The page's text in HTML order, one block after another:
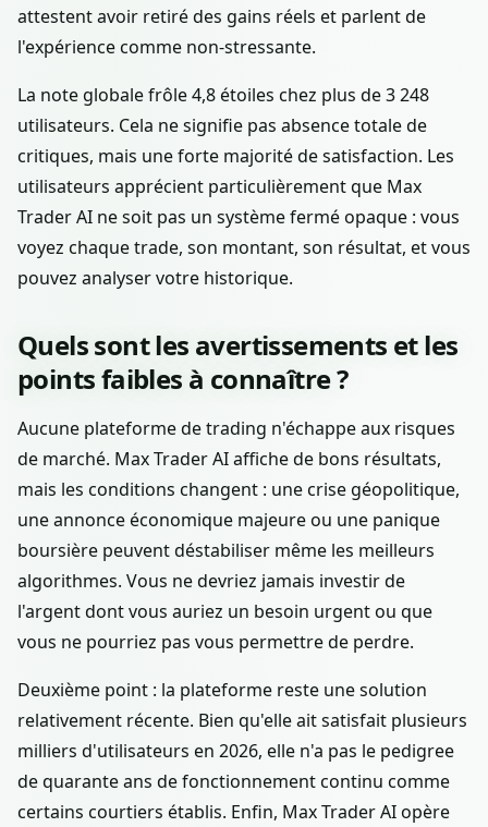
attestent avoir retiré des gains réels et parlent de
l'expérience comme non-stressante.
La note globale frôle 4,8 étoiles chez plus de 3 248
utilisateurs. Cela ne signifie pas absence totale de
critiques, mais une forte majorité de satisfaction. Les
utilisateurs apprécient particulièrement que Max
Trader AI ne soit pas un système fermé opaque : vous
voyez chaque trade, son montant, son résultat, et vous
pouvez analyser votre historique.
Quels sont les avertissements et les
points faibles à connaître ?
Aucune plateforme de trading n'échappe aux risques
de marché. Max Trader AI affiche de bons résultats,
mais les conditions changent : une crise géopolitique,
une annonce économique majeure ou une panique
boursière peuvent déstabiliser même les meilleurs
algorithmes. Vous ne devriez jamais investir de
l'argent dont vous auriez un besoin urgent ou que
vous ne pourriez pas vous permettre de perdre.
Deuxième point : la plateforme reste une solution
relativement récente. Bien qu'elle ait satisfait plusieurs
milliers d'utilisateurs en 2026, elle n'a pas le pedigree
de quarante ans de fonctionnement continu comme
certains courtiers établis. Enfin, Max Trader AI opère